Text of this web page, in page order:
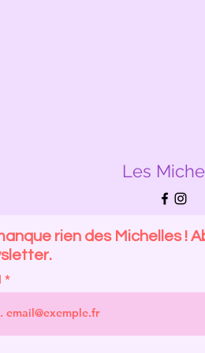
Les
rien des Michelles !